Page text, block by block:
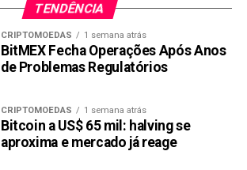
TENDÊNCIA
CRIPTOMOEDAS 1 semana atrás
BitMEX Fecha Operações Após Anos
de Problemas Regulatórios
CRIPTOMOEDAS 1 semana atrás
Bitcoin a US$ 65 mil: halving se
aproxima e mercado já reage